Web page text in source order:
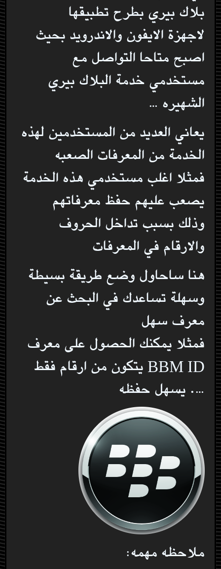
بلاك بيري بطرح تطبيقها
لاجهزة الايفون والاندرويد بحيث
اصبح متاحا التواصل مع
مستخدمي خدمة البلاك بيري
الشهيره …
يعاني العديد من المستخدمين لهذه
الخدمة من المعرفات الصعبه
فمثلا اغلب مستخدمي هذه الخدمة
يصعب عليهم حفظ معرفاتهم
وذلك بسبب تداخل الحروف
والارقام في المعرفات
هنا ساحاول وضع طريقة بسيطة
وسهلة تساعدك في البحث عن
معرف سهل
فمثلا يمكنك الحصول على معرف
BBM ID يتكون من ارقام فقط
…. يسهل حفظه
ملاحظه مهمه: